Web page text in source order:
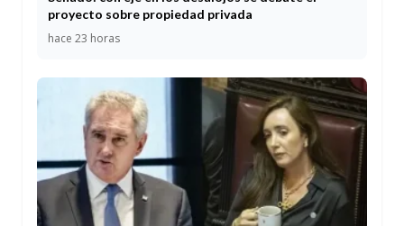
proyecto sobre propiedad privada
hace 23 horas